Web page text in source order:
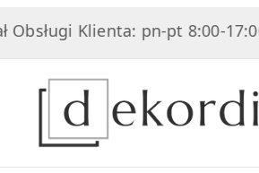
Klienta: pn-pt 8:00-17:00,